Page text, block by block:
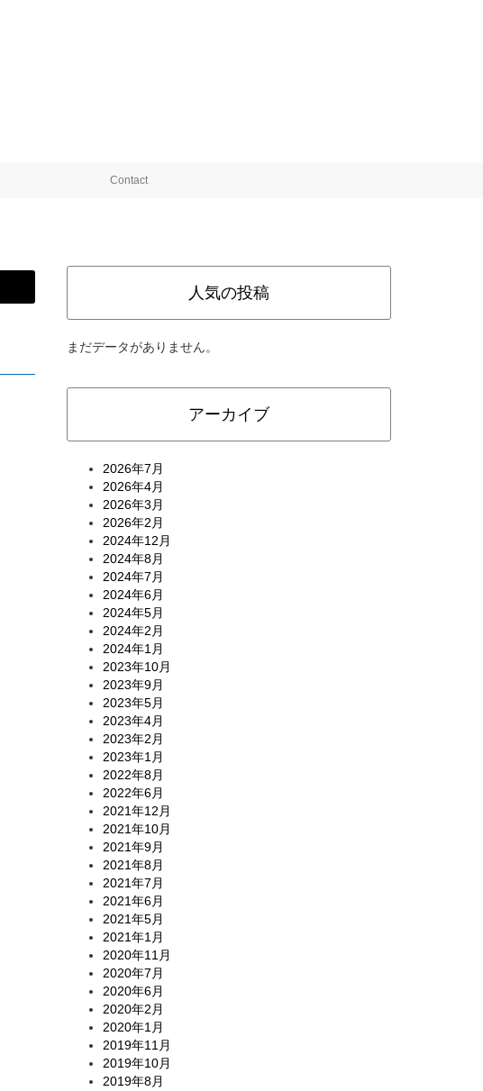
Contact
人気の投稿
まだデータがありません。
アーカイブ
2026年7月
2026年4月
2026年3月
2026年2月
2024年12月
2024年8月
2024年7月
2024年6月
2024年5月
2024年2月
2024年1月
2023年10月
2023年9月
2023年5月
2023年4月
2023年2月
2023年1月
2022年8月
2022年6月
2021年12月
2021年10月
2021年9月
2021年8月
2021年7月
2021年6月
2021年5月
2021年1月
2020年11月
2020年7月
2020年6月
2020年2月
2020年1月
2019年11月
2019年10月
2019年8月